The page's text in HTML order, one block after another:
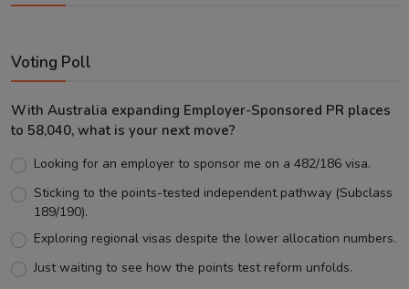
Voting Poll
With Australia expanding Employer-Sponsored PR places
to 58,040, what is your next move?
Looking for an employer to sponsor me on a 482/186 visa.
Sticking to the points-tested independent pathway (Subclass
189/190).
Exploring regional visas despite the lower allocation numbers.
Just waiting to see how the points test reform unfolds.